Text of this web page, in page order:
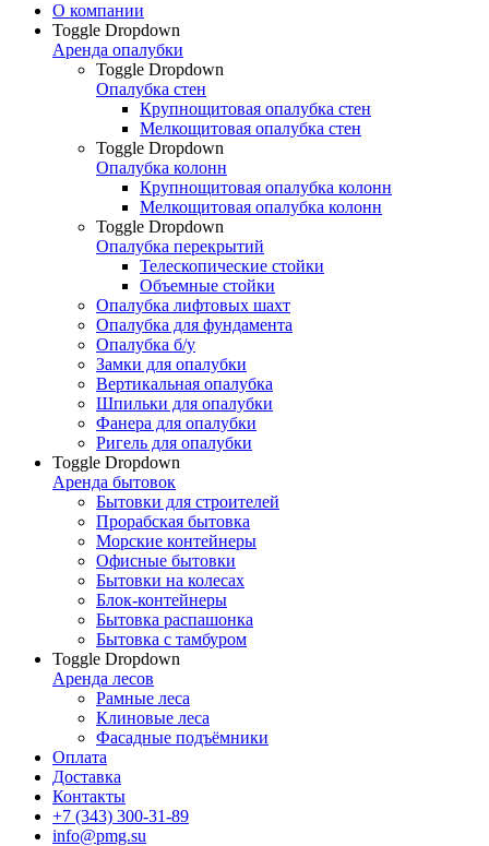
О компании
Toggle Dropdown
Аренда опалубки
Toggle Dropdown
Опалубка стен
Крупнощитовая опалубка стен
Мелкощитовая опалубка стен
Toggle Dropdown
Опалубка колонн
Крупнощитовая опалубка колонн
Мелкощитовая опалубка колонн
Toggle Dropdown
Опалубка перекрытий
Телескопические стойки
Объемные стойки
Опалубка лифтовых шахт
Опалубка для фундамента
Опалубка б/у
Замки для опалубки
Вертикальная опалубка
Шпильки для опалубки
Фанера для опалубки
Ригель для опалубки
Toggle Dropdown
Аренда бытовок
Бытовки для строителей
Прорабская бытовка
Морские контейнеры
Офисные бытовки
Бытовки на колесах
Блок-контейнеры
Бытовка распашонка
Бытовка с тамбуром
Toggle Dropdown
Аренда лесов
Рамные леса
Клиновые леса
Фасадные подъёмники
Оплата
Доставка
Контакты
+7 (343) 300-31-89
info@pmg.su